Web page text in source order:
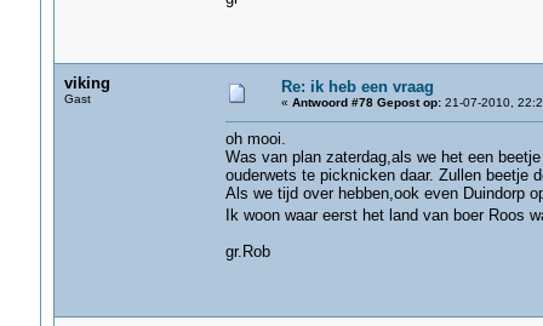
viking
Gast
Re: ik heb een vraag
« Antwoord #78 Gepost op:21-07-2010,
oh mooi.
Was van plan zaterdag,als we het een
ouderwets te picknicken daar. Zullen beetje
Als we tijd over hebben,ook even Duindorp
Ik woon waar eerst het land van boer Roos
gr.Rob